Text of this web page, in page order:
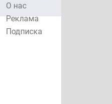
О нас
Реклама
Подписка